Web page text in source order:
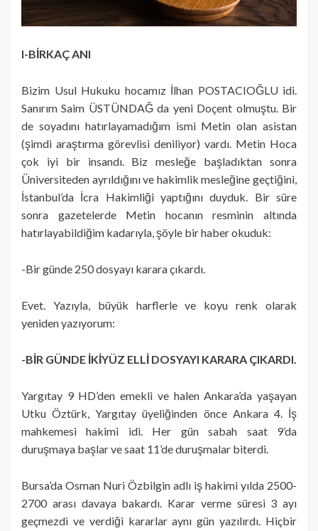
I-BİRKAÇ ANI
Bizim Usul Hukuku hocamız İlhan POSTACIOĞLU idi.
Sanırım Saim ÜSTÜNDAĞ da yeni Doçent olmuştu. Bir
de soyadını hatırlayamadığım ismi Metin olan asistan
(şimdi araştırma görevlisi deniliyor) vardı. Metin Hoca
çok iyi bir insandı. Biz mesleğe başladıktan sonra
Üniversiteden ayrıldığını ve hakimlik mesleğine geçtiğini,
İstanbul’da İcra Hakimliği yaptığını duyduk. Bir süre
sonra gazetelerde Metin hocanın resminin altında
hatırlayabildiğim kadarıyla, şöyle bir haber okuduk:
-Bir günde 250 dosyayı karara çıkardı.
Evet. Yazıyla, büyük harflerle ve koyu renk olarak
yeniden yazıyorum:
-BİR GÜNDE İKİYÜZ ELLİ DOSYAYI KARARA ÇIKARDI.
Yargıtay 9 HD’den emekli ve halen Ankara’da yaşayan
Utku Öztürk, Yargıtay üyeliğinden önce Ankara 4. İş
mahkemesi hakimi idi. Her gün sabah saat 9’da
duruşmaya başlar ve saat 11’de duruşmalar biterdi.
Bursa’da Osman Nuri Özbilgin adlı iş hakimi yılda 2500-
2700 arası davaya bakardı. Karar verme süresi 3 ayı
geçmezdi ve verdiği kararlar aynı gün yazılırdı. Hiçbir